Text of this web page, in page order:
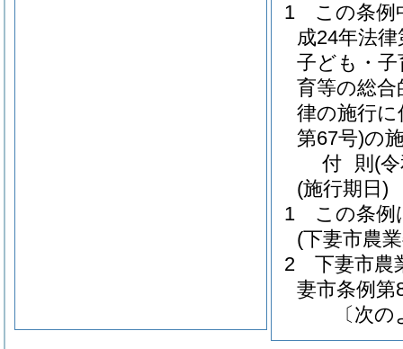
1
この条例
成24年法律
子ども・
育等の総
律の施行
第67号)の
付 則 (
(施行期日)
1
この条例
(下妻市農
2
下妻市農
妻市条例第
〔次